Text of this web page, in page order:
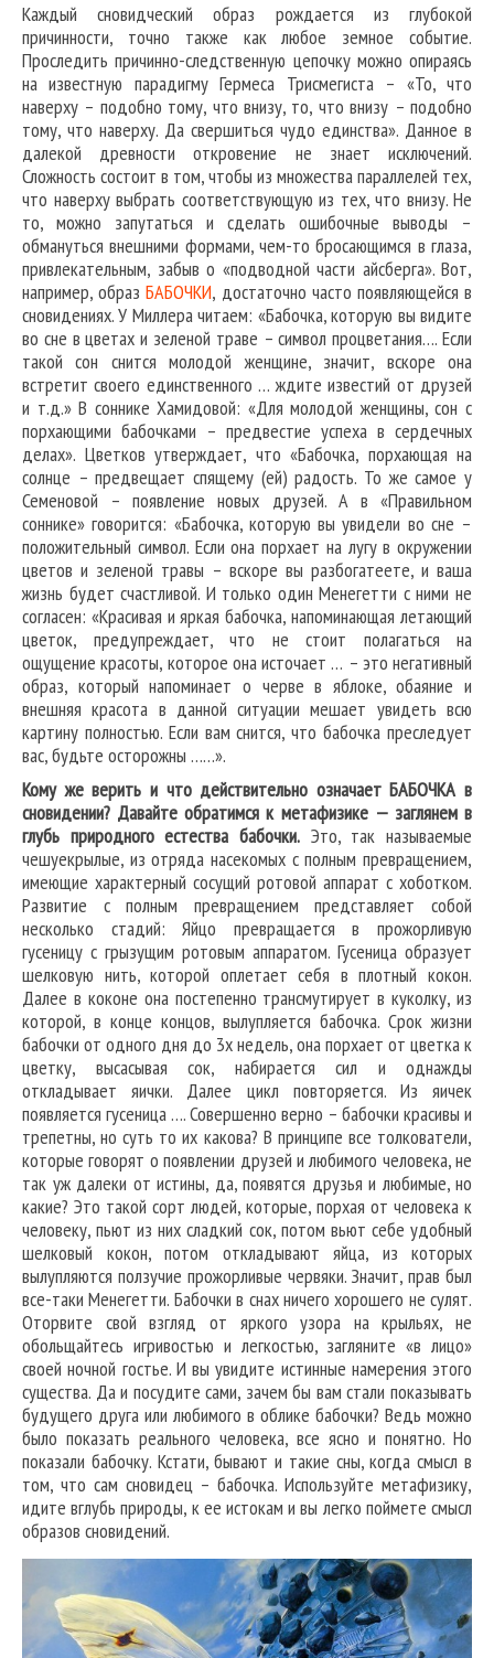
Каждый сновидческий образ рождается из глубокой
причинности, точно также как любое земное событие.
Проследить причинно-следственную цепочку можно опираясь
на известную парадигму Гермеса Трисмегиста – «То, что
наверху – подобно тому, что внизу, то, что внизу – подобно
тому, что наверху. Да свершиться чудо единства». Данное в
далекой древности откровение не знает исключений.
Сложность состоит в том, чтобы из множества параллелей тех,
что наверху выбрать соответствующую из тех, что внизу. Не
то, можно запутаться и сделать ошибочные выводы –
обмануться внешними формами, чем-то бросающимся в глаза,
привлекательным, забыв о «подводной части айсберга». Вот,
например, образБАБОЧКИ, достаточно часто появляющейся в
сновидениях. У Миллера читаем: «Бабочка, которую вы видите
во сне в цветах и зеленой траве – символ процветания…. Если
такой сон снится молодой женщине, значит, вскоре она
встретит своего единственного … ждите известий от друзей
и т.д.» В соннике Хамидовой: «Для молодой женщины, сон с
порхающими бабочками – предвестие успеха в сердечных
делах». Цветков утверждает, что «Бабочка, порхающая на
солнце – предвещает спящему (ей) радость. То же самое у
Семеновой – появление новых друзей. А в «Правильном
соннике» говорится: «Бабочка, которую вы увидели во сне –
положительный символ. Если она порхает на лугу в окружении
цветов и зеленой травы – вскоре вы разбогатеете, и ваша
жизнь будет счастливой. И только один Менегетти с ними не
согласен: «Красивая и яркая бабочка, напоминающая летающий
цветок, предупреждает, что не стоит полагаться на
ощущение красоты, которое она источает … – это негативный
образ, который напоминает о черве в яблоке, обаяние и
внешняя красота в данной ситуации мешает увидеть всю
картину полностью. Если вам снится, что бабочка преследует
вас, будьте осторожны ……».
Кому же верить и что действительно означает БАБОЧКА в
сновидении? Давайте обратимся к метафизике — заглянем в
глубь природного естества бабочки. Это, так называемые
чешуекрылые, из отряда насекомых с полным превращением,
имеющие характерный сосущий ротовой аппарат с хоботком.
Развитие с полным превращением представляет собой
несколько стадий: Яйцо превращается в прожорливую
гусеницу с грызущим ротовым аппаратом. Гусеница образует
шелковую нить, которой оплетает себя в плотный кокон.
Далее в коконе она постепенно трансмутирует в куколку, из
которой, в конце концов, вылупляется бабочка. Срок жизни
бабочки от одного дня до 3х недель, она порхает от цветка к
цветку, высасывая сок, набирается сил и однажды
откладывает яички. Далее цикл повторяется. Из яичек
появляется гусеница …. Совершенно верно – бабочки красивы и
трепетны, но суть то их какова? В принципе все толкователи,
которые говорят о появлении друзей и любимого человека, не
так уж далеки от истины, да, появятся друзья и любимые, но
какие? Это такой сорт людей, которые, порхая от человека к
человеку, пьют из них сладкий сок, потом вьют себе удобный
шелковый кокон, потом откладывают яйца, из которых
вылупляются ползучие прожорливые червяки. Значит, прав был
все-таки Менегетти. Бабочки в снах ничего хорошего не сулят.
Оторвите свой взгляд от яркого узора на крыльях, не
обольщайтесь игривостью и легкостью, загляните «в лицо»
своей ночной гостье. И вы увидите истинные намерения этого
существа. Да и посудите сами, зачем бы вам стали показывать
будущего друга или любимого в облике бабочки? Ведь можно
было показать реального человека, все ясно и понятно. Но
показали бабочку. Кстати, бывают и такие сны, когда смысл в
том, что сам сновидец – бабочка. Используйте метафизику,
идите вглубь природы, к ее истокам и вы легко поймете смысл
образов сновидений.